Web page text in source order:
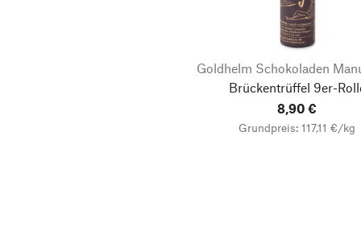
Goldhelm Schokoladen
Brückentrüffel 9er-
8,90 €
Grundpreis: 117,11 €/kg